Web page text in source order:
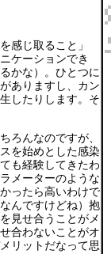
感じ取ること」
ケーションでき
かな）。ひとつに
ありますし、カン
したりします。そ
ろんなのですが、
を始めとした感染
も経験してきたわ
メーターのような
ったら高いわけで
んですけどね）抱
見せ合うことがメ
合わないことがオ
リットだなって思